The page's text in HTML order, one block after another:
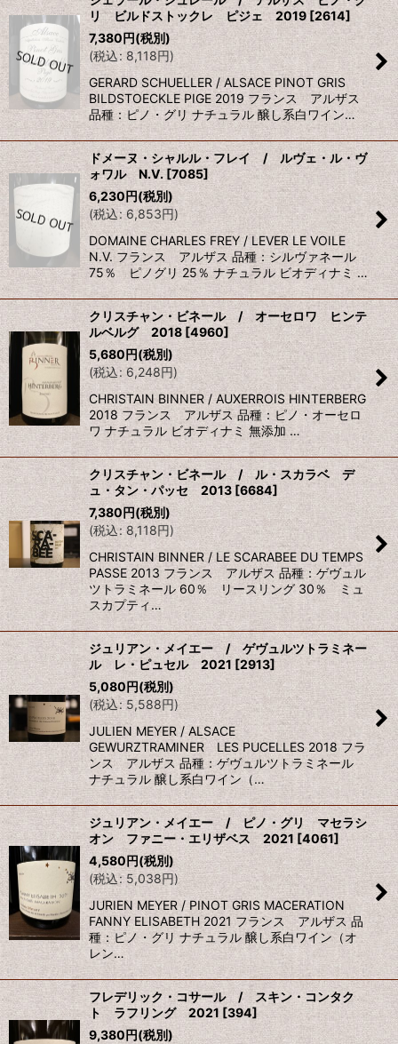
リ ビルドストックレ ピジェ 2019[2614]
7,380円(税別)
(税込: 8,118円)
GERARD SCHUELLER / ALSACE PINOT GRIS
BILDSTOECKLE PIGE 2019 フランス アルザス
品種：ピノ・グリ ナチュラル 醸し系白ワイン…
ドメーヌ・シャルル・フレイ / ルヴェ・ル・ヴ
ォワル N.V. [7085]
6,230円(税別)
(税込: 6,853円)
DOMAINE CHARLES FREY / LEVER LE VOILE
N.V. フランス アルザス 品種：シルヴァネール
75％ ピノグリ 25％ ナチュラル ビオディナミ …
クリスチャン・ビネール / オーセロワ ヒンテ
ルベルグ 2018[4960]
5,680円(税別)
(税込: 6,248円)
CHRISTAIN BINNER / AUXERROIS HINTERBERG
2018 フランス アルザス 品種：ピノ・オーセロ
ワ ナチュラル ビオディナミ 無添加 …
クリスチャン・ビネール / ル・スカラベ デ
ュ・タン・パッセ 2013 [6684]
7,380円(税別)
(税込: 8,118円)
CHRISTAIN BINNER / LE SCARABEE DU TEMPS
PASSE 2013 フランス アルザス 品種：ゲヴュル
ツトラミネール 60％ リースリング 30％ ミュ
スカプティ…
ジュリアン・メイエー / ゲヴュルツトラミネー
ル レ・ピュセル 2021[2913]
5,080円(税別)
(税込: 5,588円)
JULIEN MEYER / ALSACE
GEWURZTRAMINER LES PUCELLES 2018 フラ
ンス アルザス 品種：ゲヴュルツトラミネール
ナチュラル 醸し系白ワイン（…
ジュリアン・メイエー / ピノ・グリ マセラシ
オン ファニー・エリザベス 2021 [4061]
4,580円(税別)
(税込: 5,038円)
JURIEN MEYER / PINOT GRIS MACERATION
FANNY ELISABETH 2021 フランス アルザス 品
種：ピノ・グリ ナチュラル 醸し系白ワイン（オ
レン…
フレデリック・コサール / スキン・コンタク
ト ラフリング 2021 [394]
9,380円(税別)